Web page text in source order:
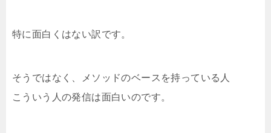
特に面白くはない訳です。
そうではなく、メソッドのベースを持っている人
こういう人の発信は面白いのです。